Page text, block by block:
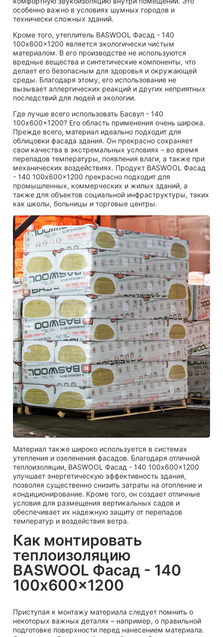
особенно важно в условиях шумных городов и
технически сложных зданий.
Кроме того, утеплитель BASWOOL Фасад - 140
100x600x1200 является экологически чистым
материалом. В его производстве не используются
вредные вещества и синтетические компоненты, что
делает его безопасным для здоровья и окружающей
среды. Благодаря этому, его использование не
вызывает аллергических реакций и других неприятных
последствий для людей и экологии.
Где лучше всего использовать Басвул - 140
100x600x1200? Его область применения очень широка.
Прежде всего, материал идеально подходит для
облицовки фасада здания. Он прекрасно сохраняет
свои качества в экстремальных условиях – во время
перепадов температуры, появления влаги, а также при
механических воздействиях. Продукт BASWOOL Фасад
- 140 100x600x1200 прекрасно подходит для
промышленных, коммерческих и жилых зданий, а
также для объектов социальной инфраструктуры, таких
как школы, больницы и торговые центры.
Материал также широко используется в системах
утепления и озеленения фасадов. Благодаря отличной
теплоизоляции, BASWOOL Фасад - 140 100x600x1200
улучшает энергетическую эффективность здания,
позволяя существенно снизить затраты на отопление и
кондиционирование. Кроме того, он создает отличные
условия для размещения вертикальных садов и
обеспечивает их надежную защиту от перепадов
температур и воздействия ветра.
Как монтировать
теплоизоляцию
BASWOOL Фасад - 140
100x600x1200
Приступая к монтажу материала следует помнить о
некоторых важных деталях – например, о правильной
подготовке поверхности перед нанесением материала.